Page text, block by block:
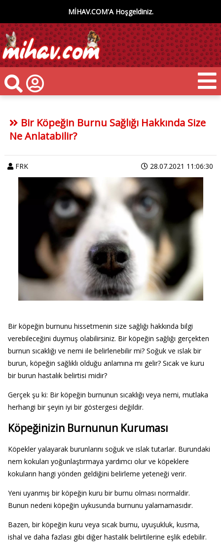
MİHAV.COM'A Hoşgeldiniz.
Bir Köpeğin Burnu Sağlığı Hakkında Size
Ne Anlatabilir?
FRK 28.07.2021 11:06:30
Bir köpeğin burnunu hissetmenin size sağlığı hakkında bilgi
verebileceğini duymuş olabilirsiniz. Bir köpeğin sağlığı gerçekten
burnun sıcaklığı ve nemi ile belirlenebilir mi? Soğuk ve ıslak bir
burun, köpeğin sağlıklı olduğu anlamına mı gelir? Sıcak ve kuru
bir burun hastalık belirtisi midir?
Gerçek şu ki: Bir köpeğin burnunun sıcaklığı veya nemi, mutlaka
herhangi bir şeyin iyi bir göstergesi değildir.
Köpeğinizin Burnunun Kuruması
Köpekler yalayarak burunlarını soğuk ve ıslak tutarlar. Burundaki
nem kokuları yoğunlaştırmaya yardımcı olur ve köpeklere
kokuların hangi yönden geldiğini belirleme yeteneği verir.
Yeni uyanmış bir köpeğin kuru bir burnu olması normaldir.
Bunun nedeni köpeğin uykusunda burnunu yalamamasıdır.
Bazen, bir köpeğin kuru veya sıcak burnu, uyuşukluk, kusma,
ishal ve daha fazlası gibi diğer hastalık belirtilerine eşlik edebilir.